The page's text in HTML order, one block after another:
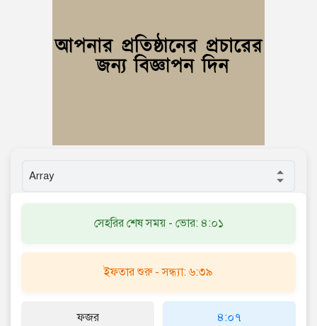
সেহরির শেষ সময় - ভোর: ৪:০১
ইফতার শুরু - সন্ধ্যা: ৬:৩৯
ফজর ৪:০৭